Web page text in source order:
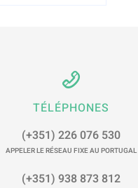
TÉLÉPHONES
(+351) 226 076 530
APPELER LE RÉSEAU FIXE AU PORTUGAL
(+351) 938 873 812